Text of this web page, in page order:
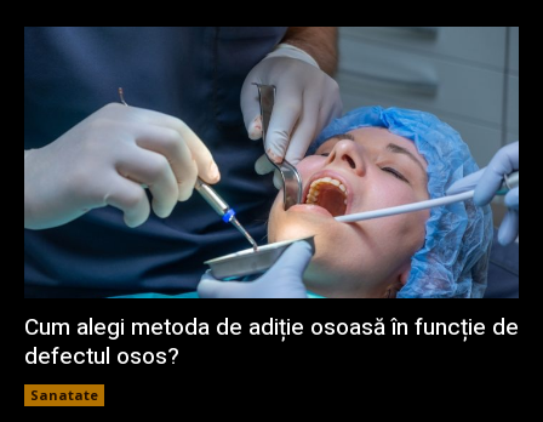
Cum alegi metoda de adiție osoasă în funcție de
defectul osos?
Sanatate